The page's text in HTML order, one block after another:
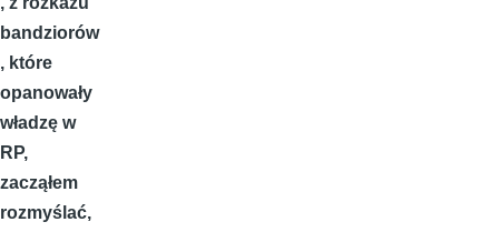
bandziorów
, które
opanowały
władzę w
RP,
zacząłem
rozmyślać,